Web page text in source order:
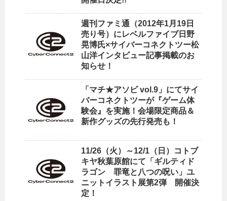
週刊ファミ通（2012年1月19日
売り号）にレベルファイブ日野
晃博氏×サイバーコネクトツー松
山洋インタビュー記事掲載のお
知らせ！
「マチ★アソビ vol.9」にてサイ
バーコネクトツーが『ゲーム体
験会』を実施！会場限定商品＆
新作グッズの先行発売も！
11/26（火）～12/1（日）コトブ
キヤ秋葉原館にて「ギルティド
ラゴン 罪竜と八つの呪い」ユ
ニットイラスト展第2弾 開催決
定！